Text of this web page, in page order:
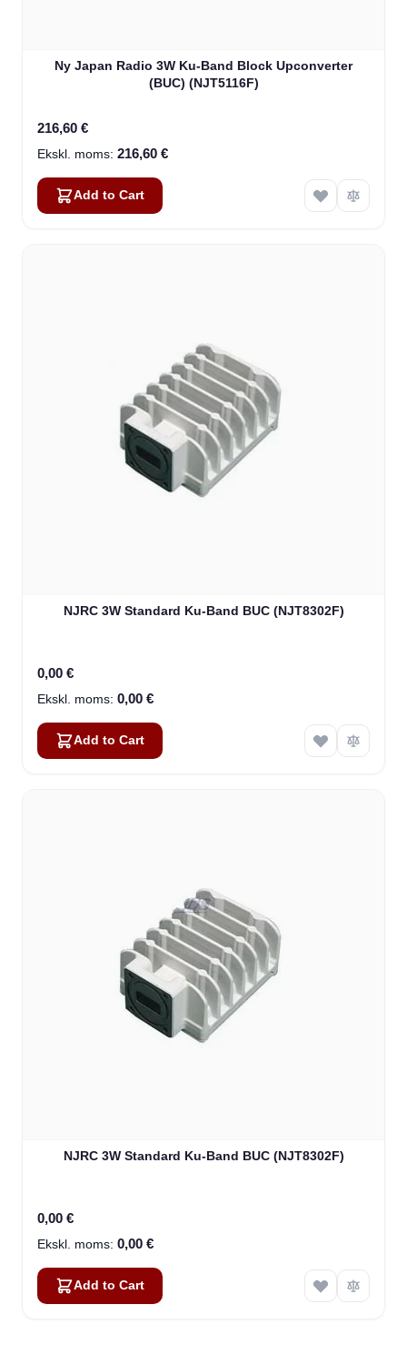
Ny Japan Radio 3W Ku-Band Block Upconverter
(BUC) (NJT5116F)
216,60 €
216,60 €
Add to Cart
NJRC 3W Standard Ku-Band BUC (NJT8302F)
0,00 €
0,00 €
Add to Cart
NJRC 3W Standard Ku-Band BUC (NJT8302F)
0,00 €
0,00 €
Add to Cart